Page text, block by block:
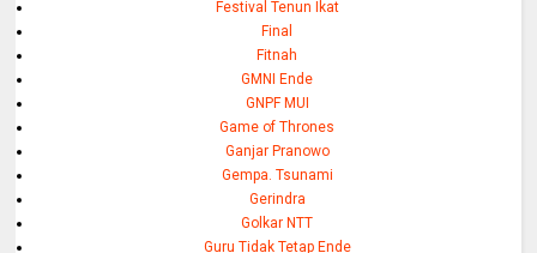
Festival Tenun Ikat
Final
Fitnah
GMNI Ende
GNPF MUI
Game of Thrones
Ganjar Pranowo
Gempa. Tsunami
Gerindra
Golkar NTT
Guru Tidak Tetap Ende